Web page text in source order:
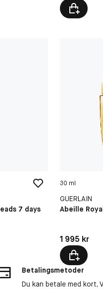
7 days
30 ml
GUERLAIN
Abeille
Pris: 1 995 kr
1 995 kr
Betalingsmetoder
Du kan betale med kort,